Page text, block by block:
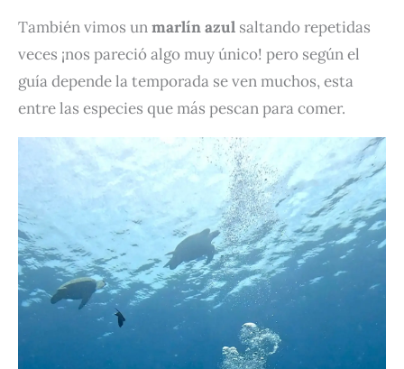
También vimos unmarlín azul saltando repetidas
veces ¡nos pareció algo muy único! pero según el
guía depende la temporada se ven muchos, esta
entre las especies que más pescan para comer.